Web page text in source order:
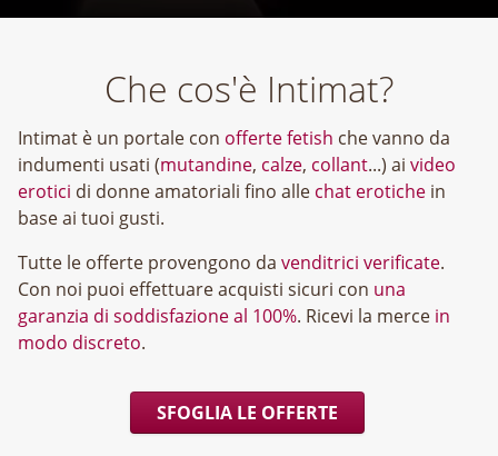
Che cos'è Intimat?
Intimat è un portale con offerte fetish che vanno da
indumenti usati (mutandine, calze, collant...) ai video
erotici di donne amatoriali fino alle chat erotiche in
base ai tuoi gusti.
Tutte le offerte provengono da venditrici verificate.
Con noi puoi effettuare acquisti sicuri con una
garanzia di soddisfazione al 100%. Ricevi la merce in
modo discreto.
SFOGLIA LE OFFERTE